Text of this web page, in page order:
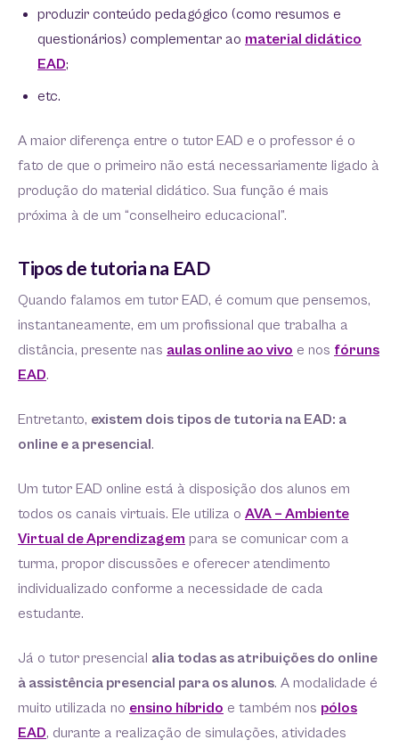
produzir conteúdo pedagógico (como resumos e
questionários) complementar ao material didático
EAD;
etc.
A maior diferença entre o tutor EAD e o professor é o
fato de que o primeiro não está necessariamente ligado à
produção do material didático. Sua função é mais
próxima à de um “conselheiro educacional”.
Tipos de tutoria na EAD
Quando falamos em tutor EAD, é comum que pensemos,
instantaneamente, em um profissional que trabalha a
distância, presente nas aulas online ao vivo e nos fóruns
EAD.
Entretanto, existem dois tipos de tutoria na EAD: a
online e a presencial.
Um tutor EAD online está à disposição dos alunos em
todos os canais virtuais. Ele utiliza o AVA – Ambiente
Virtual de Aprendizagem para se comunicar com a
turma, propor discussões e oferecer atendimento
individualizado conforme a necessidade de cada
estudante.
Já o tutor presencial alia todas as atribuições do online
à assistência presencial para os alunos. A modalidade é
muito utilizada no ensino híbrido e também nos pólos
EAD, durante a realização de simulações, atividades